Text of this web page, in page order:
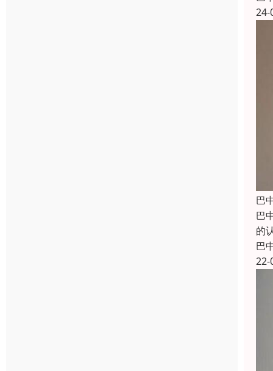
24-
巴
巴
的
巴
22-